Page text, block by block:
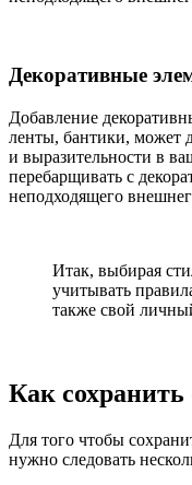
Декоративные
Добавление
ленты, бантики, может
и выразительности в
перебарщивать с
неподходящего
Итак, выбирая
учитывать
также свой
Как
Для того чтобы
нужно следовать